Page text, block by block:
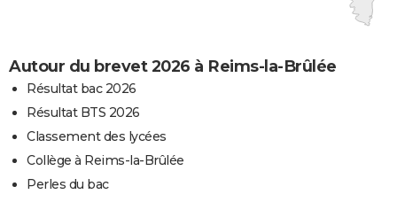
Autour du brevet 2026 à Reims-la-Brûlée
Résultat bac 2026
Résultat BTS 2026
Classement des lycées
Collège à Reims-la-Brûlée
Perles du bac